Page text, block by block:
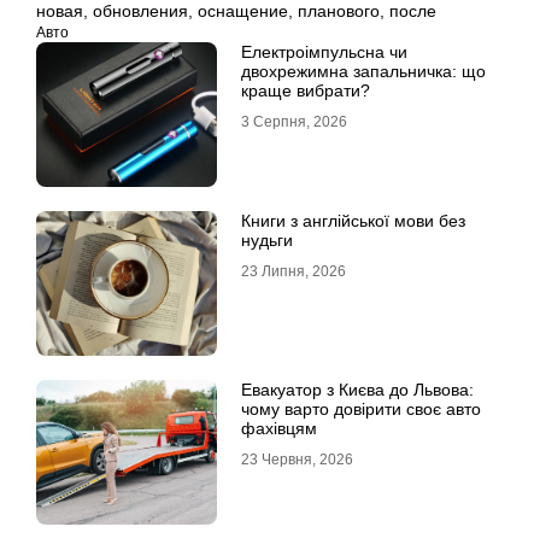
новая обновления оснащение планового после
Авто
Електроімпульсна чи
двохрежимна запальничка: що
краще вибрати?
3 Серпня, 2026
Книги з англійської мови без
нудьги
23 Липня, 2026
Евакуатор з Києва до Львова:
чому варто довірити своє авто
фахівцям
23 Червня, 2026